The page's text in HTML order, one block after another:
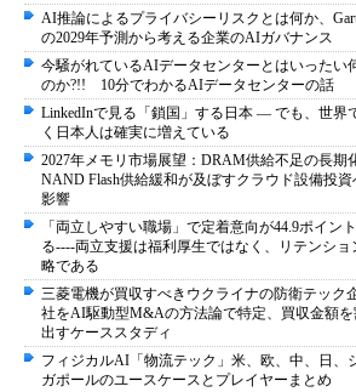
AI推論によるプライバシーリスクとは何か、
の2029年予測から考える企業のAIガバナンス
今騒がれているAIデータセンターとはいったい
のか?!! 10分でわかるAIデータセンターの話
LinkedInで見る「鎖国」する日本 ― でも、世界
く日本人は確実に増えている
2027年メモリ市場展望：DRAM供給不足の長期
NAND Flash供給緩和が及ぼすクラウド設備投資
影響
「両立しやすい職場」で定着意向が44.9ポイン
る----両立支援は福利厚生ではなく、リテンショ
略である
三菱電機が買収すべきウクライナの防衛テック
社をAI駆動型M&Aの方法論で特定、買収金額を
出すケーススタディ
フィジカルAI「物流テック」米、欧、中、日、
ガポールのユースケースとプレイヤーまとめ